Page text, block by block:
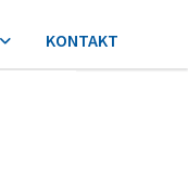
KONTAKT